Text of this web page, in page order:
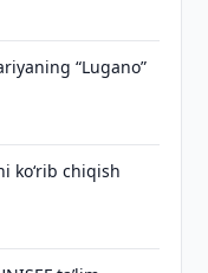
“Lugano”
ko‘rib chiqish